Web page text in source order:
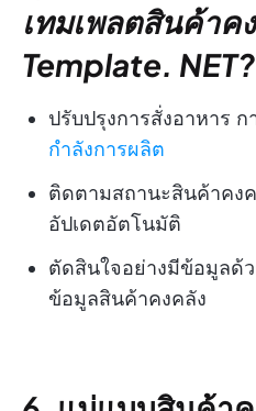
เทมเพลตสินค้าค
Template. NET?
ปรับปรุงการสั่งอาหาร ก
กำลังการผลิต
ติดตามสถานะสินค้าคง
อัปเดตอัตโนมัติ
ตัดสินใจอย่างมีข้อมูลด้
ข้อมูลสินค้าคงคลัง